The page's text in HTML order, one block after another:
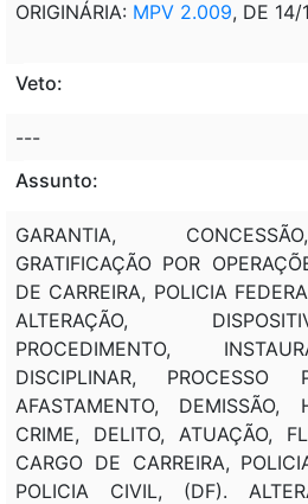
ORIGINÁRIA: MPV 2.009, DE 14/
Veto:
---
Assunto:
GARANTIA,
GRATIFICAÇÃO POR
DE CARREIRA, POLICIA
ALTERAÇÃO,
PROCEDIMENTO,
DISCIPLINAR, PROCESSO
AFASTAMENTO, DEMISSÃO,
CRIME, DELITO, ATUAÇÃO,
CARGO DE CARREIRA,
POLICIA CIVIL, (DF).